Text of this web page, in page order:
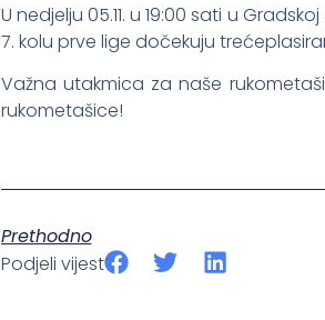
U nedjelju 05.11. u 19:00 sati u
7. kolu prve lige dočekuju
Važna utakmica za naše
rukometašice!
Prethodno
Podjeli vijest